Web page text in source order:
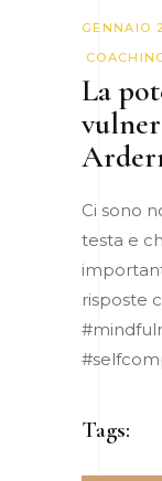
GENNAIO
La
Ci sono
testa e
risposte
Tags: